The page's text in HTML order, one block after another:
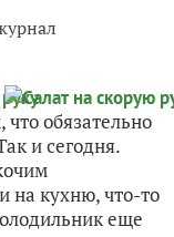
обязательно
и сегодня.
на кухню, что-то
еще